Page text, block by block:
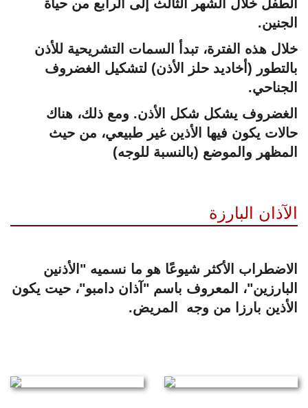
الطفل خلال الشهر الثالث إلى الرابع من حياة
الجنين.
خلال هذه الفترة، تبدأ السمات التشريحية للأذن
بالتطور (أخاديد حلز الأذن) لتشكيل الغضروف
الجناحي.
الغضروف يشكل شكل الأذن. ومع ذلك، هناك
حالات يكون فيها الأذين غير طبيعي، من حيث
المظهر والموضع (بالنسبة للوجه)
الآذان البارزة
الاضطراب الأكثر شيوعًا هو ما نسميه "الأذنين
البارزين"، المعروف باسم "آذان دامبو"، حيت يكون
الأذين بارزا من وجه المريض.